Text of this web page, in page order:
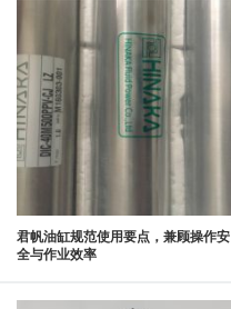
君帆油缸规范使用要点，兼顾操作安
全与作业效率